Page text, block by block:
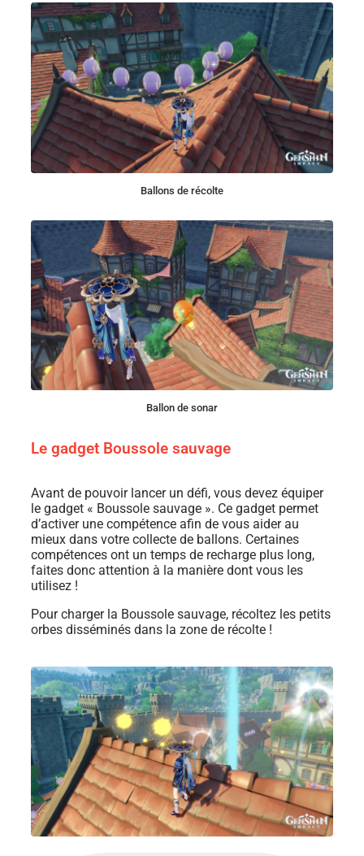
Ballons de récolte
Ballon de sonar
Le gadget Boussole sauvage
Avant de pouvoir lancer un défi, vous devez équiper
le gadget « Boussole sauvage ». Ce gadget permet
d’activer une compétence afin de vous aider au
mieux dans votre collecte de ballons. Certaines
compétences ont un temps de recharge plus long,
faites donc attention à la manière dont vous les
utilisez !
Pour charger la Boussole sauvage, récoltez les petits
orbes disséminés dans la zone de récolte !